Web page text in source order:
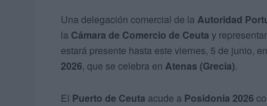
Una delegación comercial de la Autoridad
la Cámara de Comercio de Ceuta y
estará presente hasta este viernes, 5 de junio,
2026, que se celebra en Atenas (Grecia).
El Puerto de Ceuta acude a Posidonia 2026